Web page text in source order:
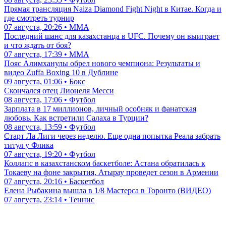
Прямая трансляция Naiza Diamond Fight Night в Китае. Когда и
где смотреть турнир
07 августа, 20:26 • ММА
Последний шанс для казахстанца в UFC. Почему он выиграет
и что ждать от боя?
07 августа, 17:39 • ММА
Пояс Алимханулы обрел нового чемпиона: Результаты и
видео Zuffa Boxing 10 в Дублине
09 августа, 01:06 • Бокс
Скончался отец Лионеля Месси
08 августа, 17:06 • Футбол
Зарплата в 17 миллионов, личный особняк и фанатская
любовь. Как встретили Салаха в Турции?
08 августа, 13:59 • Футбол
Старт Ла Лиги через неделю. Еще одна попытка Реала забрать
титул у Флика
07 августа, 19:20 • Футбол
Коллапс в казахстанском баскетболе: Астана обратилась к
Токаеву на фоне закрытия, Атырау проведет сезон в Армении
07 августа, 20:16 • Баскетбол
Елена Рыбакина вышла в 1/8 Мастерса в Торонто (ВИДЕО)
07 августа, 23:14 • Теннис